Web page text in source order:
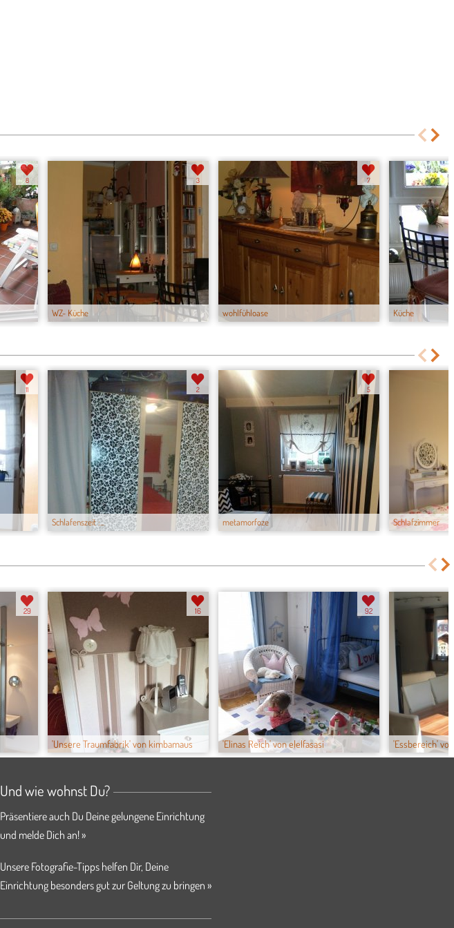
8
WZ- Küche
3
wohlfühloase
7
Küche
11
Schlafenszeit :...
2
metamorfoze
5
Schlafzimmer
29
'Unsere Traumfabrik' von kimbamaus
16
'Elinas Reich' von elelfasasi
92
'Essbereich'
Und wie wohnst Du?
Präsentiere auch Du Deine gelungene Einrichtung
und melde Dich an! »
Unsere Fotografie-Tipps helfen Dir, Deine
Einrichtung besonders gut zur Geltung zu bringen »